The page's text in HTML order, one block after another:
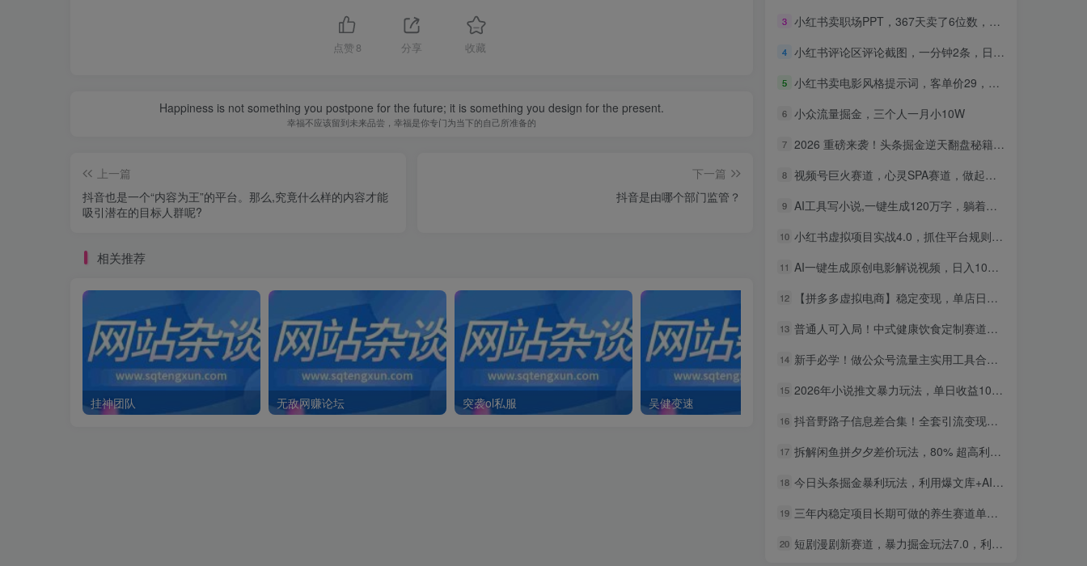
点赞 8 分享 收藏
Happiness is not something you postpone for the future; it is something you design for the present.
幸福不应该留到未来品尝，幸福是你专门为当下的自己所准备的
上一篇
抖音也是一个“内容为王”的平台。那么,究竟什么样的内容才能
吸引潜在的目标人群呢?
下一篇
抖音是由哪个部门监管？
相关推荐
挂神团队 无敌网赚论坛 突袭ol私服 吴健变速
3 小红书卖职场PPT，367天卖了6位数，从0-1全流程讲解
4 小红书评论区评论截图，一分钟2条，日入几千，多劳多得!
5 小红书卖电影风格提示词，客单价29，50多天卖了790单，小白直接抄作业！
6 小众流量掘金，三个人一月小10W
7 2026 重磅来袭！头条掘金逆天翻盘秘籍，AI 一键打造爆款内容，只需简单复制粘贴，日入 1000 + 轻松实现！
8 视频号巨火赛道，心灵SPA赛道，做起来超简单，每天收益800+！
9 AI工具写小说,一键生成120万字，躺着也能赚，月入2w+！
10 小红书虚拟项目实战4.0，抓住平台规则调整，单店日入500+！
11 AI一键生成原创电影解说视频，日入1000+！
12 【拼多多虚拟电商】稳定变现，单店日利润500+，软件挂机全自动发货，轻松实现月入1w+！
13 普通人可入局！中式健康饮食定制赛道，AI 十分钟做爆款，变现超给力
14 新手必学！做公众号流量主实用工具合集，从选题到变现，一篇搞定（新手必备）
15 2026年小说推文暴力玩法，单日收益1000+，小白看完即可上手
16 抖音野路子信息差合集！全套引流变现玩法，保姆级拆解
17 拆解闲鱼拼夕夕差价玩法，80% 超高利润，日入轻松过千
18 今日头条掘金暴利玩法，利用爆文库+AI辅助，轻松矩阵、当天起号，简单粗暴，日入1000+
19 三年内稳定项目长期可做的养生赛道单条视频收入2200
20 短剧漫剧新赛道，暴力掘金玩法7.0，利用最权威的去重技术，号称单日可收益最高1w+